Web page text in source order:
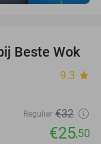
20%
Beste Wok
9.3 star
Regulier €32
€25,50